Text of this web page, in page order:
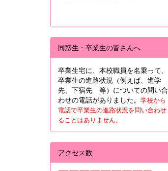
同窓生・卒業生の皆さんへ
卒業生宅に、本校職員を名乗って、
卒業生の進路状況（例えば、進学
先、下宿先 等）についての問い合
わせの電話がありました。 学校から
電話で卒業生の進路状況を問い合わせ
ることはありません。
アクセス数